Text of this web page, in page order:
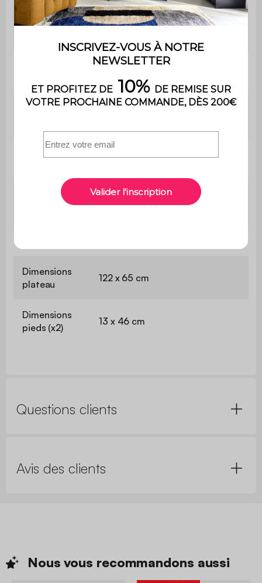
Epaisseur du
12 kg
Non
Dimensions
plateau
122 x 65 cm
Dimensions
pieds (x2)
13 x 46 cm
Questions clients
Avis des clients
Nous vous recommandons aussi